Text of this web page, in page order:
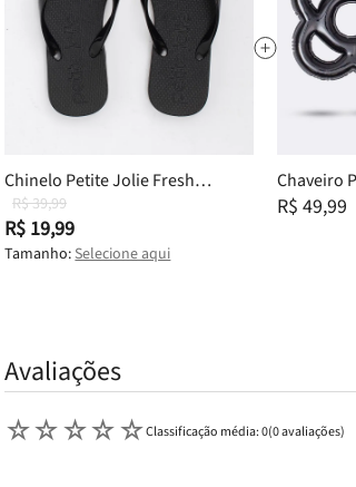
Chinelo Petite Jolie Fresh
Preto/Sola Preto - PJ6901 38
R$ 39,99
R$ 19,99
Tamanho: Selecione aqui
Chaveiro
PJ20272
R$ 49,99
Avaliações
☆☆☆☆☆Classificação média: 0(0 avaliações)